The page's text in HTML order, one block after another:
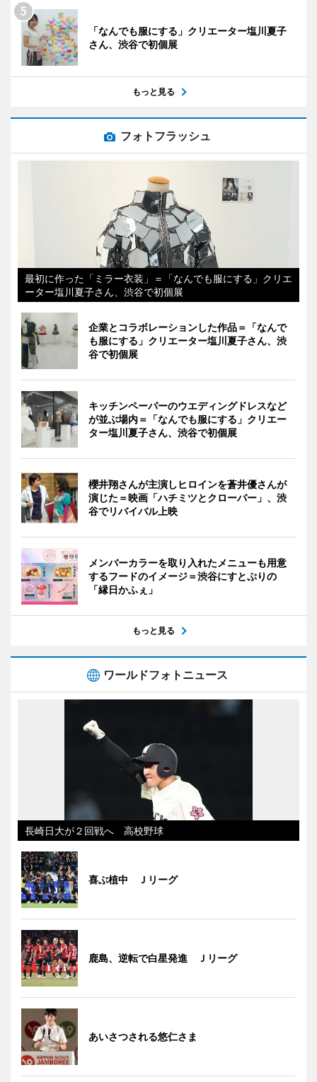
「なんでも服にする」クリエーター塩川夏子
さん、渋谷で初個展
もっと見る
フォトフラッシュ
最初に作った「ミラー衣装」＝「なんでも服にする」クリエ
ーター塩川夏子さん、渋谷で初個展
企業とコラボレーションした作品＝「なんで
も服にする」クリエーター塩川夏子さん、渋
谷で初個展
キッチンペーパーのウエディングドレスなど
が並ぶ場内＝「なんでも服にする」クリエー
ター塩川夏子さん、渋谷で初個展
櫻井翔さんが主演しヒロインを蒼井優さんが
演じた＝映画「ハチミツとクローバー」、渋
谷でリバイバル上映
メンバーカラーを取り入れたメニューも用意
するフードのイメージ＝渋谷にすとぷりの
「縁日かふぇ」
もっと見る
ワールドフォトニュース
長崎日大が２回戦へ 高校野球
喜ぶ植中 Ｊリーグ
鹿島、逆転で白星発進 Ｊリーグ
あいさつされる悠仁さま